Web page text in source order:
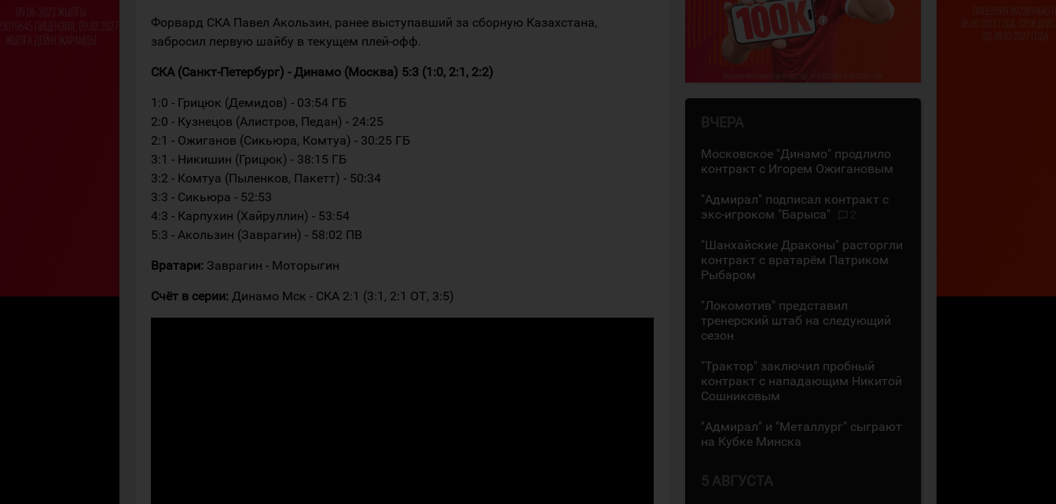
Форвард СКА Павел Акользин, ранее выступавший за сборную Казахстана,
забросил первую шайбу в текущем плей-офф.
СКА (Санкт-Петербург) - Динамо (Москва) 5:3 (1:0, 2:1, 2:2)
1:0 - Грицюк (Демидов) - 03:54 ГБ
2:0 - Кузнецов (Алистров, Педан) - 24:25
2:1 - Ожиганов (Сикьюра, Комтуа) - 30:25 ГБ
3:1 - Никишин (Грицюк) - 38:15 ГБ
3:2 - Комтуа (Пыленков, Пакетт) - 50:34
3:3 - Сикьюра - 52:53
4:3 - Карпухин (Хайруллин) - 53:54
5:3 - Акользин (Заврагин) - 58:02 ПВ
Вратари: Заврагин - Моторыгин
Счёт в серии: Динамо Мск - СКА 2:1 (3:1, 2:1 ОТ, 3:5)
ВЧЕРА
Московское "Динамо" продлило
контракт с Игорем Ожигановым
"Адмирал" подписал контракт с
экс-игроком "Барыса"
"Шанхайские Драконы" расторгли
контракт с вратарём Патриком
Рыбаром
"Локомотив" представил
тренерский штаб на следующий
сезон
"Трактор" заключил пробный
контракт с нападающим Никитой
Сошниковым
"Адмирал" и "Металлург" сыграют
на Кубке Минска
5 АВГУСТА